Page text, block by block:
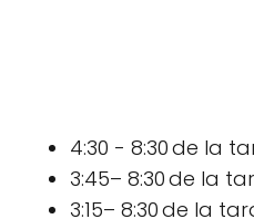
4:30 - 8:30 de la
3:45– 8:30 de la
3:15– 8:30 de la